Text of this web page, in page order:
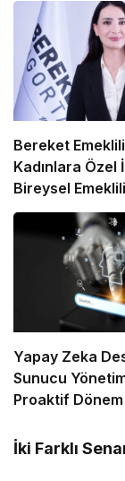
Bereket
Kadınlara Özel
Bireysel
Yapay Zeka
Sunucu
Proaktif Dönem
İki Farklı